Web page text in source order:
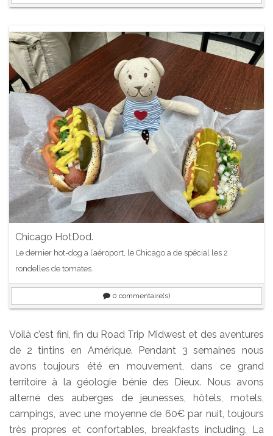
Chicago HotDod.
Le dernier hot-dog a l’aéroport, le Chicago a de spécial les 2
rondelles de tomates.
0 commentaire(s)
Voilà c’est fini, fin du Road Trip Midwest et des aventures
de 2 tintins en Amérique. Pendant 3 semaines nous
avons toujours été en mouvement, dans ce grand
territoire à la géologie bénie des Dieux. Nous avons
alterné des auberges de jeunesses, hôtels, motels,
campings, avec une moyenne de 60€ par nuit, toujours
très propres et confortables, breakfasts including. La